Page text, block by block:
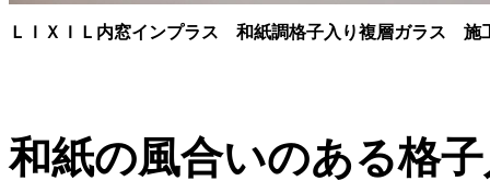
ＬＩＸＩＬ内窓インプラス 和紙調格子入り複層ガラス
和紙の風合いのある格